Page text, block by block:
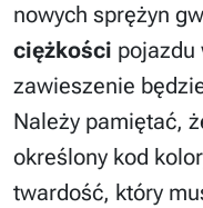
nowych sprężyn
ciężkości pojazdu
zawieszenie
Należy pamiętać,
określony kod
twardość, który